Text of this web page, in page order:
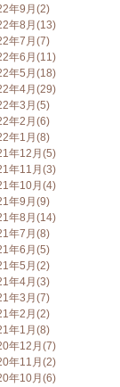
年9月(2)
年8月(13)
年7月(7)
年6月(11)
年5月(18)
年4月(29)
年3月(5)
年2月(6)
年1月(8)
年12月(5)
年11月(3)
年10月(4)
年9月(9)
年8月(14)
年7月(8)
年6月(5)
年5月(2)
年4月(3)
年3月(7)
年2月(2)
年1月(8)
年12月(7)
年11月(2)
年10月(6)